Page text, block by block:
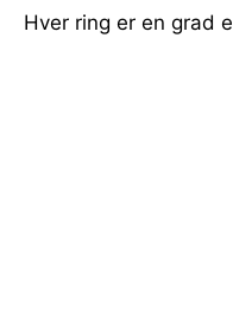
Hver ring er en grad